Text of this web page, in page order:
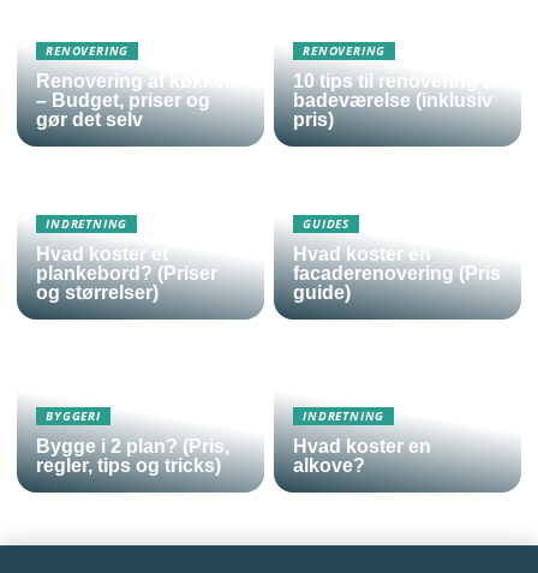
RENOVERING
Renovering af køkken
– Budget, priser og
gør det selv
RENOVERING
10 tips til renovering af
badeværelse (inklusiv
pris)
INDRETNING
Hvad koster et
plankebord? (Priser
og størrelser)
GUIDES
Hvad koster en
facaderenovering (Pris
guide)
BYGGERI
Bygge i 2 plan? (Pris,
regler, tips og tricks)
INDRETNING
Hvad koster en
alkove?